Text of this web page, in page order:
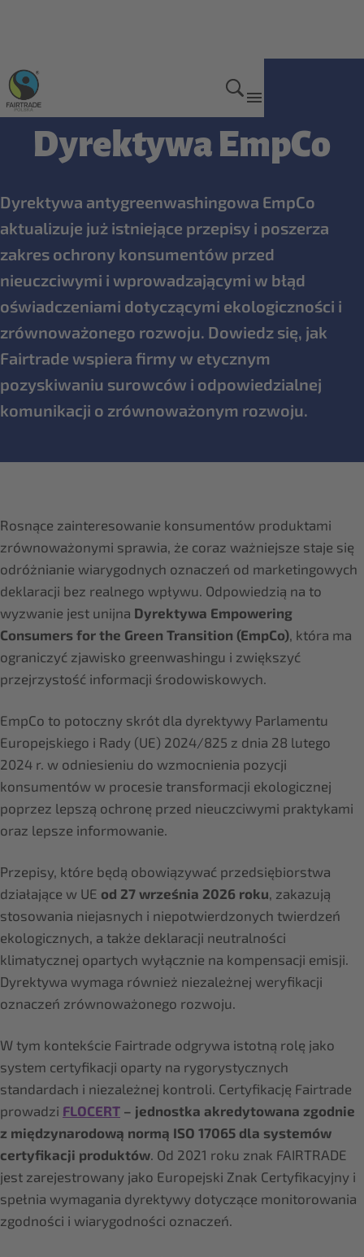
Korzyści dla firm
Dyrektywa EmpCo
Dyrektywa antygreenwashingowa EmpCo
aktualizuje już istniejące przepisy i poszerza
zakres ochrony konsumentów przed
nieuczciwymi i wprowadzającymi w błąd
oświadczeniami dotyczącymi ekologiczności i
zrównoważonego rozwoju. Dowiedz się, jak
Fairtrade wspiera firmy w etycznym
pozyskiwaniu surowców i odpowiedzialnej
komunikacji o zrównoważonym rozwoju.
Rosnące zainteresowanie konsumentów produktami
zrównoważonymi sprawia, że coraz ważniejsze staje się
odróżnianie wiarygodnych oznaczeń od marketingowych
deklaracji bez realnego wpływu. Odpowiedzią na to
wyzwanie jest unijna Dyrektywa Empowering
Consumers for the Green Transition (EmpCo), która ma
ograniczyć zjawisko greenwashingu i zwiększyć
przejrzystość informacji środowiskowych.
EmpCo to potoczny skrót dla dyrektywy Parlamentu
Europejskiego i Rady (UE) 2024/825 z dnia 28 lutego
2024 r. w odniesieniu do wzmocnienia pozycji
konsumentów w procesie transformacji ekologicznej
poprzez lepszą ochronę przed nieuczciwymi praktykami
oraz lepsze informowanie.
Przepisy, które będą obowiązywać przedsiębiorstwa
działające w UE od 27 września 2026 roku, zakazują
stosowania niejasnych i niepotwierdzonych twierdzeń
ekologicznych, a także deklaracji neutralności
klimatycznej opartych wyłącznie na kompensacji emisji.
Dyrektywa wymaga również niezależnej weryfikacji
oznaczeń zrównoważonego rozwoju.
W tym kontekście Fairtrade odgrywa istotną rolę jako
system certyfikacji oparty na rygorystycznych
standardach i niezależnej kontroli. Certyfikację Fairtrade
prowadzi FLOCERT – jednostka akredytowana zgodnie
z międzynarodową normą ISO 17065 dla systemów
certyfikacji produktów. Od 2021 roku znak FAIRTRADE
jest zarejestrowany jako Europejski Znak Certyfikacyjny i
spełnia wymagania dyrektywy dotyczące monitorowania
zgodności i wiarygodności oznaczeń.